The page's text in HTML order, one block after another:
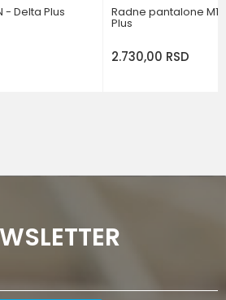
- Delta Plus Radne pantalone
Plus
2.730,00 RSD